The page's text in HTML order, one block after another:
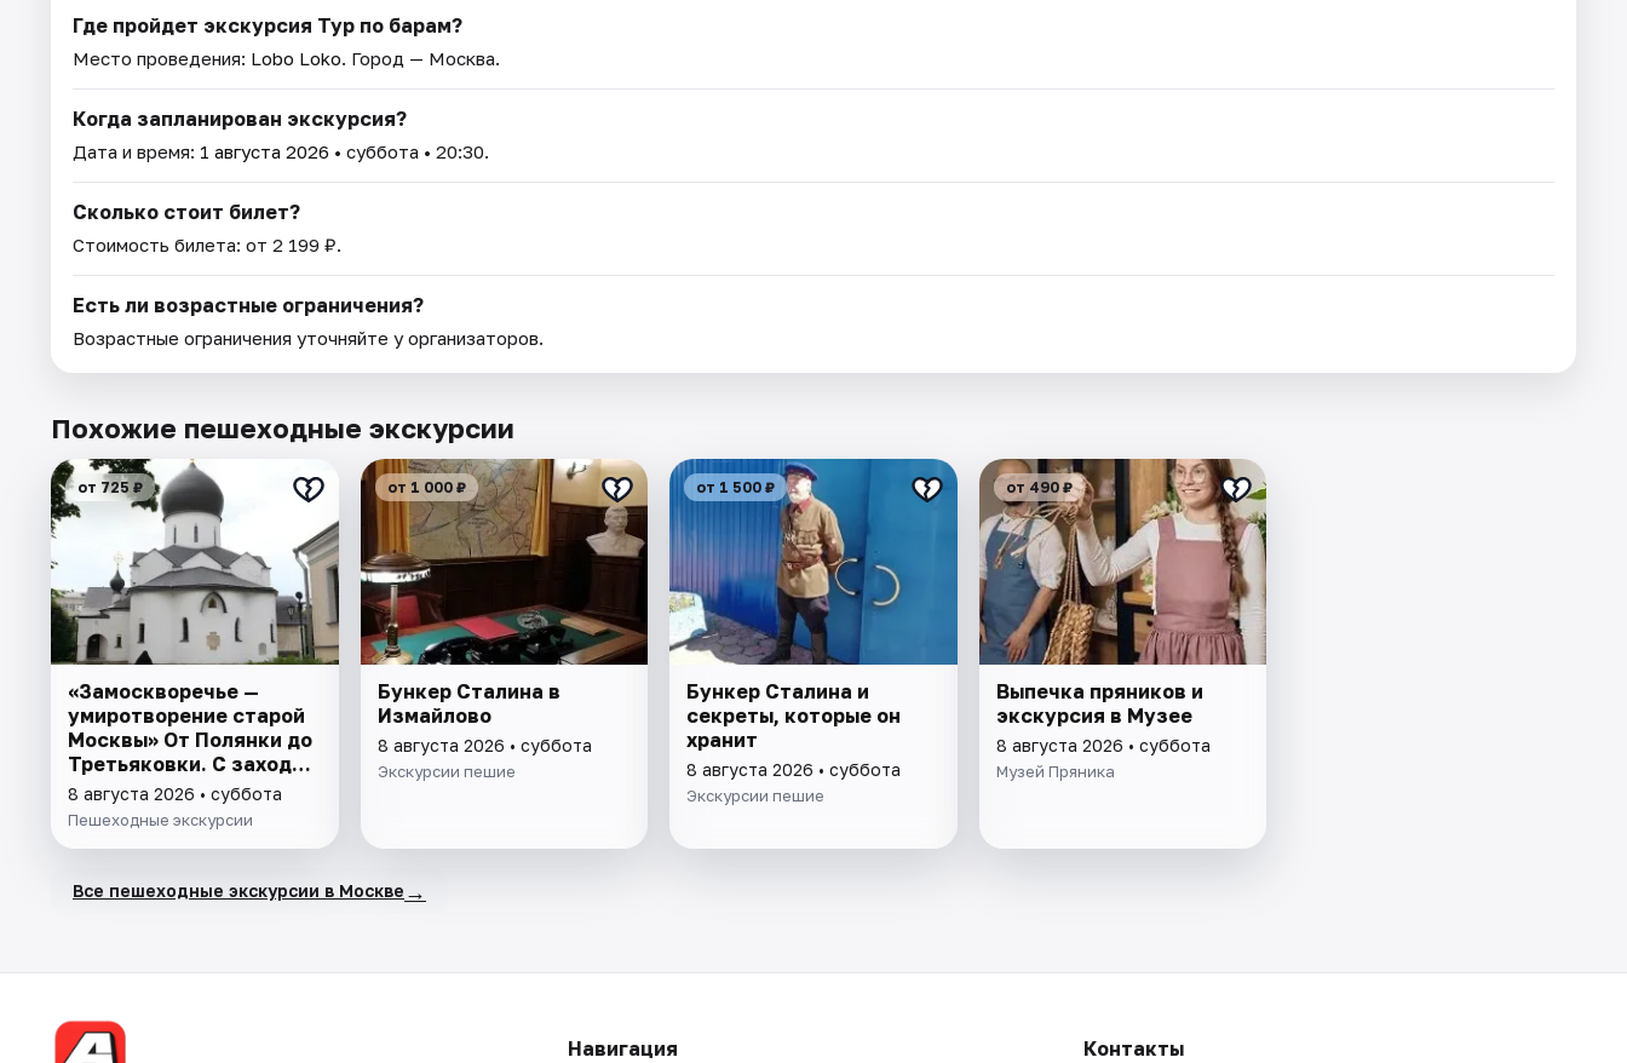
Где пройдет экскурсия Тур по барам?
Место проведения: Lobo Loko. Город — Москва.
Когда запланирован экскурсия?
Дата и время: 1 августа 2026 • суббота • 20:30.
Сколько стоит билет?
Стоимость билета: от 2 199 ₽.
Есть ли возрастные ограничения?
Возрастные ограничения уточняйте у организаторов.
Похожие пешеходные экскурсии
от 725 ₽
«Замоскворечье —
умиротворение старой
Москвы» От Полянки до
Третьяковки. С заходом
в Марфо-Мариинскую
обитель
8 августа 2026 • суббота
Пешеходные экскурсии
от 1 000 ₽
Бункер Сталина в
Измайлово
8 августа 2026 • суббота
Экскурсии пешие
от 1 500 ₽
Бункер Сталина и
секреты, которые он
хранит
8 августа 2026 • суббота
Экскурсии пешие
от 490 ₽
Выпечка пряников и
экскурсия в Музее
8 августа 2026 • суббота
Музей Пряника
Все пешеходные экскурсии в Москве →
Навигация Контакты